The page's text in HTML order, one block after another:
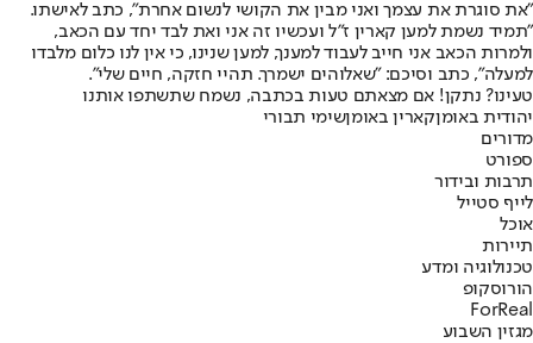
"את סוגרת את עצמך ואני מבין את הקושי לנשום אחרת", כתב לאישתו.
"תמיד נשמת למען קארין ז"ל ועכשיו זה אני ואת לבד יחד עם הכאב,
ולמרות הכאב אני חייב לעבוד למענך, למען שנינו, כי אין לנו כלום מלבדו
למעלה", כתב וסיכם: "שאלוהים ישמרך. תהיי חזקה, חיים שלי".
טעינו? נתקן! אם מצאתם טעות בכתבה, נשמח שתשתפו אותנו
יהודית באומןקארין באומןשימי תבורי
מדורים
ספורט
תרבות ובידור
לייף סטייל
אוכל
תיירות
טכנולוגיה ומדע
הורוסקופ
ForReal
מגזין השבוע